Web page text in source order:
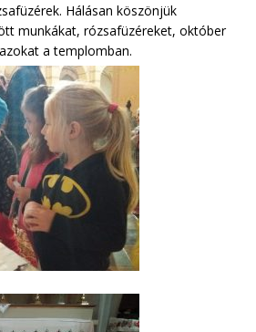
Hálásan köszönjük
munkákat, rózsafüzéreket, október
a templomban.